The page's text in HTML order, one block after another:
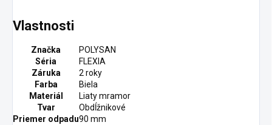
Vlastnosti
Značka
POLYSAN
Séria
FLEXIA
Záruka
2 roky
Farba
Biela
Materiál
Liaty mramor
Tvar
Obdĺžnikové
Priemer odpadu90 mm